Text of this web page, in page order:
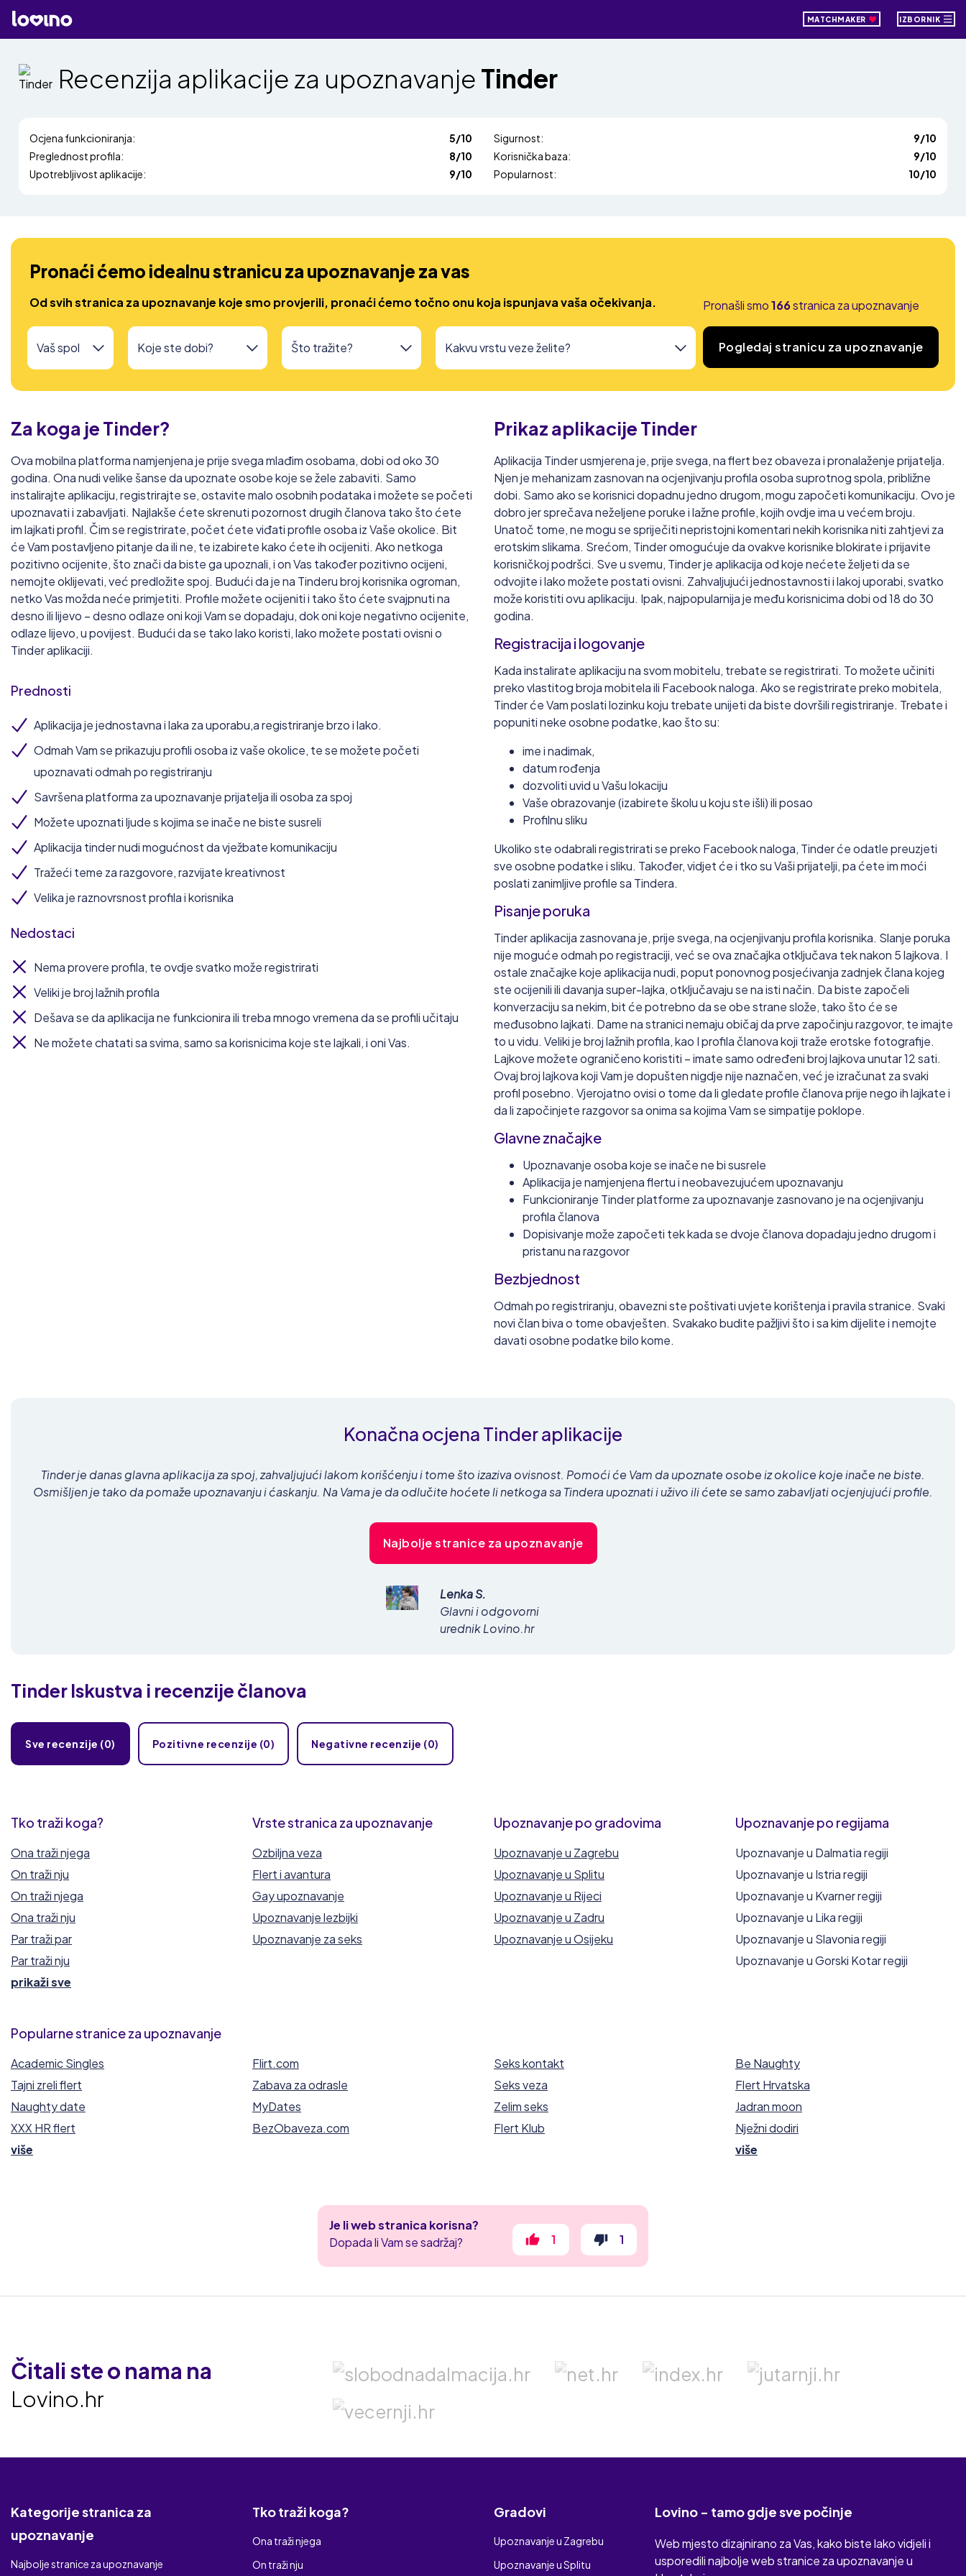
MATCHMAKER IZBORNIK
Recenzija aplikacije za upoznavanje Tinder
Ocjena funkcioniranja:
5/10
Preglednost profila:
8/10
Upotrebljivost aplikacije:
9/10
Sigurnost:
9/10
Korisnička baza:
9/10
Popularnost:
10/10
Pronaći ćemo idealnu stranicu za upoznavanje za vas
Od svih stranica za upoznavanje koje smo provjerili, pronaći ćemo točno onu koja ispunjava vaša očekivanja. Pronašli smo166stranica za upoznavanje
Pogledaj stranicu za upoznavanje
Za koga jeTinder?
Ova mobilna platforma namjenjena je prije svega mlađim osobama, dobi od oko 30
godina. Ona nudi velike šanse da upoznate osobe koje se žele zabaviti. Samo
instalirajte aplikaciju, registrirajte se, ostavite malo osobnih podataka i možete se početi
upoznavati i zabavljati. Najlakše ćete skrenuti pozornost drugih članova tako što ćete
im lajkati profil. Čim se registrirate, počet ćete viđati profile osoba iz Vaše okolice. Bit
će Vam postavljeno pitanje da ili ne, te izabirete kako ćete ih ocijeniti. Ako netkoga
pozitivno ocijenite, što znači da biste ga upoznali, i on Vas također pozitivno ocijeni,
nemojte oklijevati, već predložite spoj. Budući da je na Tinderu broj korisnika ogroman,
netko Vas možda neće primjetiti. Profile možete ocijeniti i tako što ćete svajpnuti na
desno ili lijevo – desno odlaze oni koji Vam se dopadaju, dok oni koje negativno ocijenite,
odlaze lijevo, u povijest. Budući da se tako lako koristi, lako možete postati ovisni o
Tinder aplikaciji.
Prednosti
Aplikacija je jednostavna i laka za uporabu,a registriranje brzo i lako.
Odmah Vam se prikazuju profili osoba iz vaše okolice, te se možete početi
upoznavati odmah po registriranju
Savršena platforma za upoznavanje prijatelja ili osoba za spoj
Možete upoznati ljude s kojima se inače ne biste susreli
Aplikacija tinder nudi mogućnost da vježbate komunikaciju
Tražeći teme za razgovore, razvijate kreativnost
Velika je raznovrsnost profila i korisnika
Nedostaci
Nema provere profila, te ovdje svatko može registrirati
Veliki je broj lažnih profila
Dešava se da aplikacija ne funkcionira ili treba mnogo vremena da se profili učitaju
Ne možete chatati sa svima, samo sa korisnicima koje ste lajkali, i oni Vas.
Prikaz aplikacijeTinder
Aplikacija Tinder usmjerena je, prije svega, na flert bez obaveza i pronalaženje prijatelja.
Njen je mehanizam zasnovan na ocjenjivanju profila osoba suprotnog spola, približne
dobi. Samo ako se korisnici dopadnu jedno drugom, mogu započeti komunikaciju. Ovo je
dobro jer sprečava neželjene poruke i lažne profile, kojih ovdje ima u većem broju.
Unatoč tome, ne mogu se spriječiti nepristojni komentari nekih korisnika niti zahtjevi za
erotskim slikama. Srećom, Tinder omogućuje da ovakve korisnike blokirate i prijavite
korisničkoj podršci. Sve u svemu, Tinder je aplikacija od koje nećete željeti da se
odvojite i lako možete postati ovisni. Zahvaljujući jednostavnosti i lakoj uporabi, svatko
može koristiti ovu aplikaciju. Ipak, najpopularnija je među korisnicima dobi od 18 do 30
godina.
Registracija i logovanje
Kada instalirate aplikaciju na svom mobitelu, trebate se registrirati. To možete učiniti
preko vlastitog broja mobitela ili Facebook naloga. Ako se registrirate preko mobitela,
Tinder će Vam poslati lozinku koju trebate unijeti da biste dovršili registriranje. Trebate i
popuniti neke osobne podatke, kao što su:
ime i nadimak,
datum rođenja
dozvoliti uvid u Vašu lokaciju
Vaše obrazovanje (izabirete školu u koju ste išli) ili posao
Profilnu sliku
Ukoliko ste odabrali registrirati se preko Facebook naloga, Tinder će odatle preuzjeti
sve osobne podatke i sliku. Također, vidjet će i tko su Vaši prijatelji, pa ćete im moći
poslati zanimljive profile sa Tindera.
Pisanje poruka
Tinder aplikacija zasnovana je, prije svega, na ocjenjivanju profila korisnika. Slanje poruka
nije moguće odmah po registraciji, već se ova značajka otključava tek nakon 5 lajkova. I
ostale značajke koje aplikacija nudi, poput ponovnog posjećivanja zadnjek člana kojeg
ste ocijenili ili davanja super-lajka, otključavaju se na isti način. Da biste započeli
konverzaciju sa nekim, bit će potrebno da se obe strane slože, tako što će se
međusobno lajkati. Dame na stranici nemaju običaj da prve započinju razgovor, te imajte
to u vidu. Veliki je broj lažnih profila, kao I profila članova koji traže erotske fotografije.
Lajkove možete ograničeno koristiti – imate samo određeni broj lajkova unutar 12 sati.
Ovaj broj lajkova koji Vam je dopušten nigdje nije naznačen, već je izračunat za svaki
profil posebno. Vjerojatno ovisi o tome da li gledate profile članova prije nego ih lajkate i
da li započinjete razgovor sa onima sa kojima Vam se simpatije poklope.
Glavne značajke
Upoznavanje osoba koje se inače ne bi susrele
Aplikacija je namjenjena flertu i neobavezujućem upoznavanju
Funkcioniranje Tinder platforme za upoznavanje zasnovano je na ocjenjivanju
profila članova
Dopisivanje može započeti tek kada se dvoje članova dopadaju jedno drugom i
pristanu na razgovor
Bezbjednost
Odmah po registriranju, obavezni ste poštivati uvjete korištenja i pravila stranice. Svaki
novi član biva o tome obavješten. Svakako budite pažljivi što i sa kim dijelite i nemojte
davati osobne podatke bilo kome.
Konačna ocjena Tinder aplikacije
Tinder je danas glavna aplikacija za spoj, zahvaljujući lakom korišćenju i tome što izaziva ovisnost. Pomoći će Vam da upoznate osobe iz okolice koje inače ne biste.
Osmišljen je tako da pomaže upoznavanju i ćaskanju. Na Vama je da odlučite hoćete li netkoga sa Tindera upoznati i uživo ili ćete se samo zabavljati ocjenjujući profile.
Najbolje stranice za upoznavanje
Lenka S.
Glavni i odgovorni
urednik Lovino.hr
TinderIskustva i recenzije članova
Sve recenzije (0) Pozitivne recenzije (0) Negativne recenzije (0)
Tko traži koga?
Ona traži njega
On traži nju
On traži njega
Ona traži nju
Par traži par
Par traži nju
prikaži sve
Vrste stranica za upoznavanje
Ozbiljna veza
Flert i avantura
Gay upoznavanje
Upoznavanje lezbijki
Upoznavanje za seks
Upoznavanje po gradovima
Upoznavanje u Zagrebu
Upoznavanje u Splitu
Upoznavanje u Rijeci
Upoznavanje u Zadru
Upoznavanje u Osijeku
Upoznavanje po regijama
Upoznavanje u Dalmatia regiji
Upoznavanje u Istria regiji
Upoznavanje u Kvarner regiji
Upoznavanje u Lika regiji
Upoznavanje u Slavonia regiji
Upoznavanje u Gorski Kotar regiji
Popularne stranice za upoznavanje
Academic Singles
Tajni zreli flert
Naughty date
XXX HR flert
više
Flirt.com
Zabava za odrasle
MyDates
BezObaveza.com
Seks kontakt
Seks veza
Zelim seks
Flert Klub
Be Naughty
Flert Hrvatska
Jadran moon
Nježni dodiri
više
Je li web stranica korisna?
Dopada li Vam se sadržaj?
1 1
Čitali ste o nama na
Lovino.hr
Kategorije stranica za
upoznavanje
Najbolje stranice za upoznavanje
Tko traži koga?
Ona traži njega
On traži nju
Gradovi
Upoznavanje u Zagrebu
Upoznavanje u Splitu
Lovino - tamo gdje sve počinje
Web mjesto dizajnirano za Vas, kako biste lako vidjeli i
usporedili najbolje web stranice za upoznavanje u